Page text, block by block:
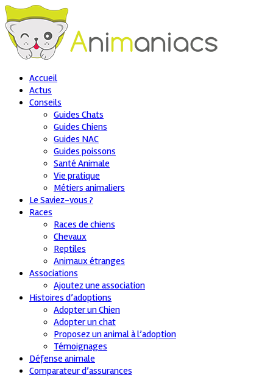
Accueil
Actus
Conseils
Guides Chats
Guides Chiens
Guides NAC
Guides poissons
Santé Animale
Vie pratique
Métiers animaliers
Le Saviez-vous ?
Races
Races de chiens
Chevaux
Reptiles
Animaux étranges
Associations
Ajoutez une association
Histoires d’adoptions
Adopter un Chien
Adopter un chat
Proposez un animal à l’adoption
Témoignages
Défense animale
Comparateur d’assurances